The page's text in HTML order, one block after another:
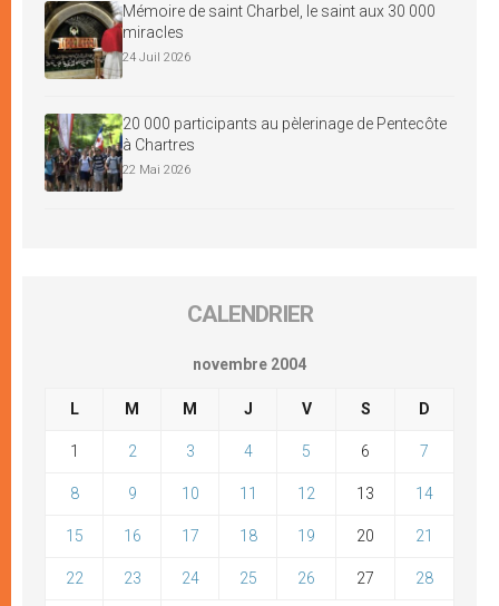
Mémoire de saint Charbel, le saint aux 30 000
miracles
24 Juil 2026
20 000 participants au pèlerinage de Pentecôte
à Chartres
22 Mai 2026
CALENDRIER
novembre 2004
L M M J V S D
1 2 3 4 5 6 7
8 9 10 11 12 13 14
15 16 17 18 19 20 21
22 23 24 25 26 27 28